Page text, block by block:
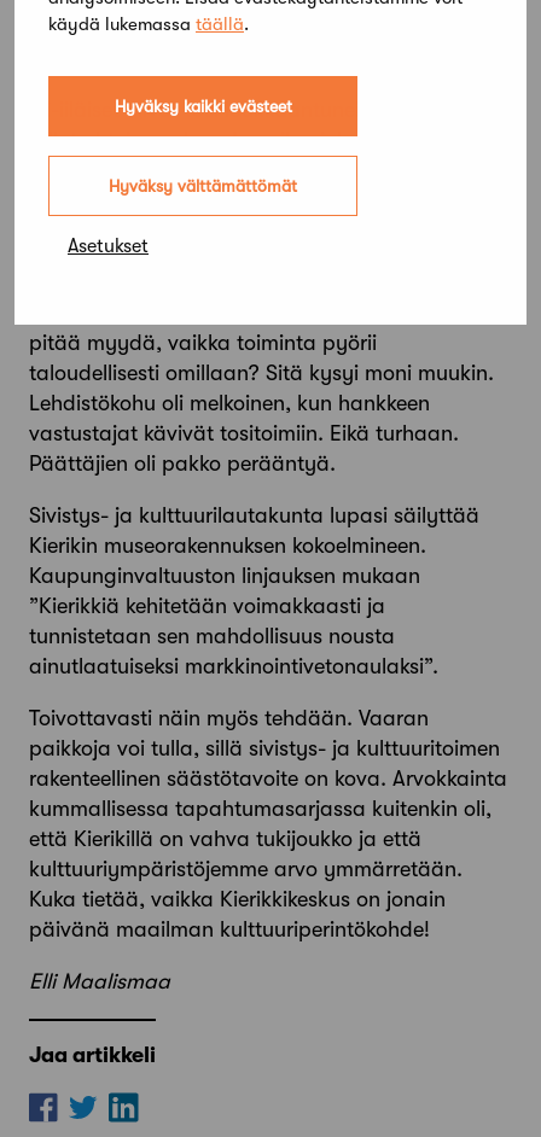
käydä lukemassa täällä.
Hyväksy kaikki evästeet
Hyväksy välttämättömät
Asetukset
kuulunut niihin, vaikka kansainväliset kontaktit
Yli-iiläiset olivat tosi loukkaantuneita. Kierikistä oli
tullut yhteinen ylpeyden aihe, joka nosti
identiteettiä. Asia oli minullekin läheinen, koska
muinaisjäännöksiä ja valtava kivirakka.
pitää myydä, vaikka toiminta pyörii
taloudellisesti omillaan? Sitä kysyi moni muukin.
Lehdistökohu oli melkoinen, kun hankkeen
vastustajat kävivät tositoimiin. Eikä turhaan.
Päättäjien oli pakko perääntyä.
Sivistys- ja kulttuurilautakunta lupasi säilyttää
Kierikin museorakennuksen kokoelmineen.
Kaupunginvaltuuston linjauksen mukaan
”Kierikkiä kehitetään voimakkaasti ja
tunnistetaan sen mahdollisuus nousta
ainutlaatuiseksi markkinointivetonaulaksi”.
Toivottavasti näin myös tehdään. Vaaran
paikkoja voi tulla, sillä sivistys- ja kulttuuritoimen
rakenteellinen säästötavoite on kova. Arvokkainta
kummallisessa tapahtumasarjassa kuitenkin oli,
että Kierikillä on vahva tukijoukko ja että
kulttuuriympäristöjemme arvo ymmärretään.
Kuka tietää, vaikka Kierikkikeskus on jonain
päivänä maailman kulttuuriperintökohde!
Elli Maalismaa
Jaa artikkeli